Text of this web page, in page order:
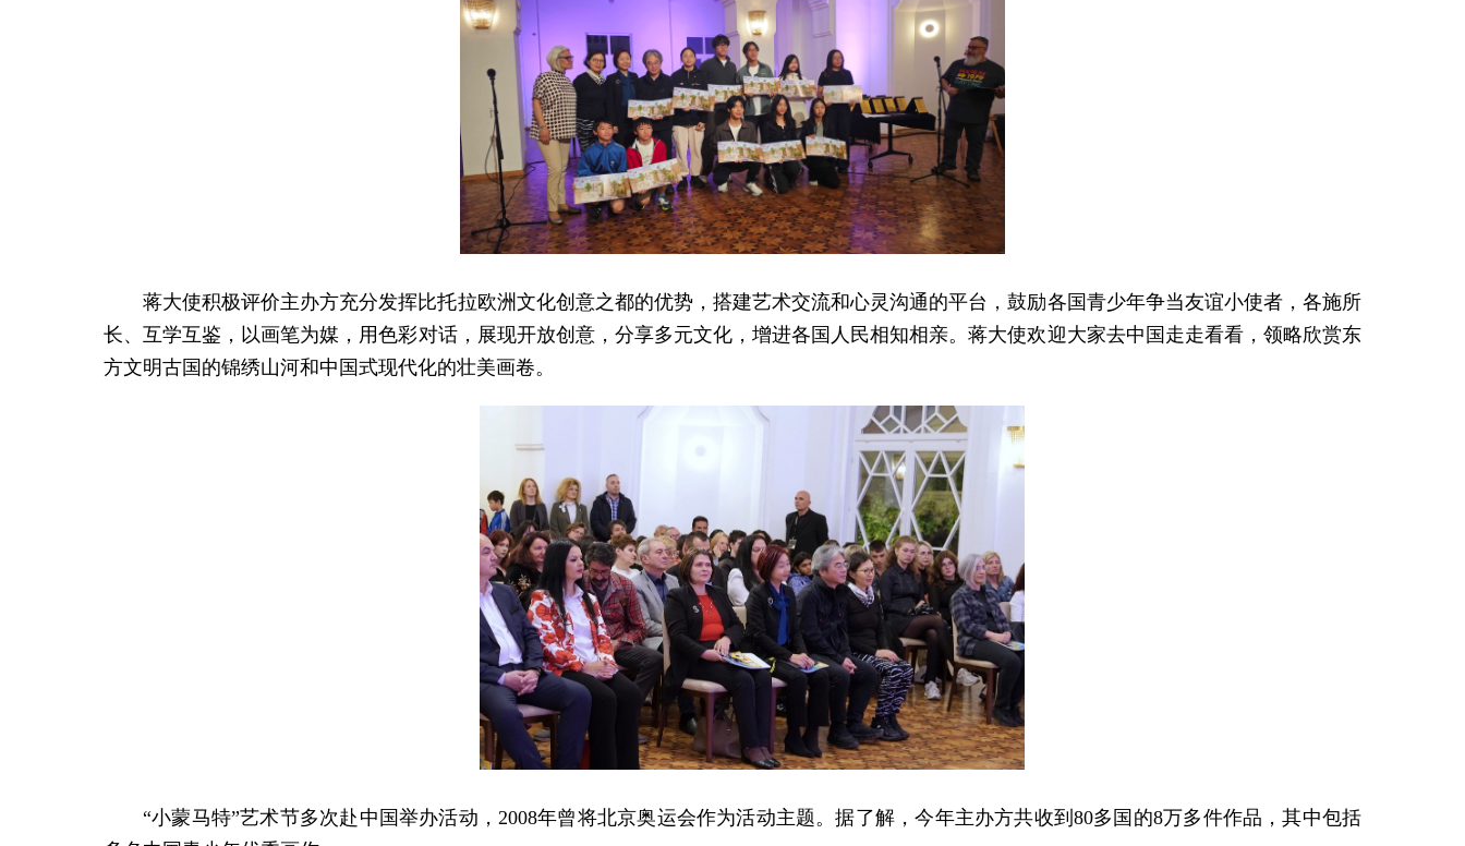
蒋大使积极评价主办方充分发挥比托拉欧洲文化创意之都的优势，搭建艺术交流和心灵沟通的平台，鼓励各国青少年争当友谊小使者，各施所
长、互学互鉴，以画笔为媒，用色彩对话，展现开放创意，分享多元文化，增进各国人民相知相亲。蒋大使欢迎大家去中国走走看看，领略欣赏东
方文明古国的锦绣山河和中国式现代化的壮美画卷。
“小蒙马特”艺术节多次赴中国举办活动，2008年曾将北京奥运会作为活动主题。据了解，今年主办方共收到80多国的8万多件作品，其中包括